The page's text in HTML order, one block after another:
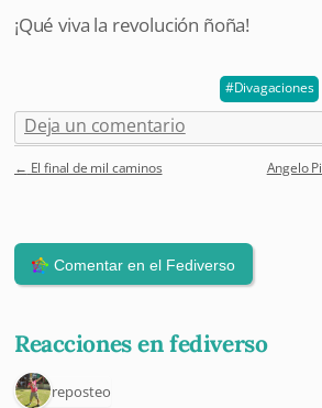
¡Qué viva la revolución ñoña!
Divagaciones
Deja un comentario
Post navigation
← El final de mil caminos
Angelo
Reacciones en fediverso
1 reposteo